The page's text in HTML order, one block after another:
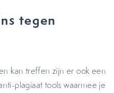
tegen
kan treffen zijn er ook een
plagiaat tools waarmee je